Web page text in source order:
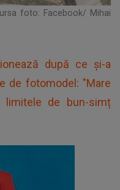
foto: Facebook/ Mihai
după ce și-a
de fotomodel: "Mare
de bun-simț